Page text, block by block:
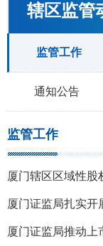
辖区监管
监管工作
通知公告
监管工作
厦门证监局扎实开